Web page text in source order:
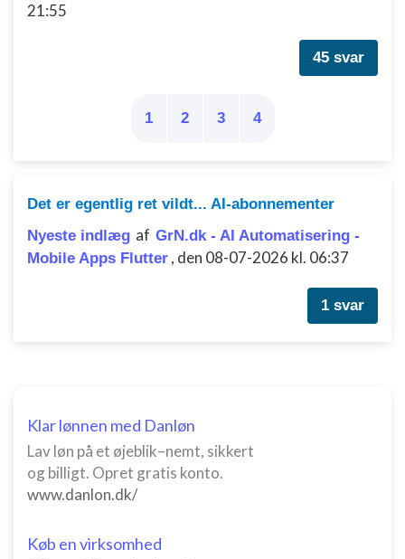
21:55
45 svar
1 2 3 4
Det er egentlig ret vildt... AI-abonnementer
Nyeste indlæg af GrN.dk - AI Automatisering -
Mobile Apps Flutter , den 08-07-2026 kl. 06:37
1 svar
Klar lønnen med Danløn
Lav løn på et øjeblik–nemt, sikkert
og billigt. Opret gratis konto.
www.danlon.dk/
Køb en virksomhed